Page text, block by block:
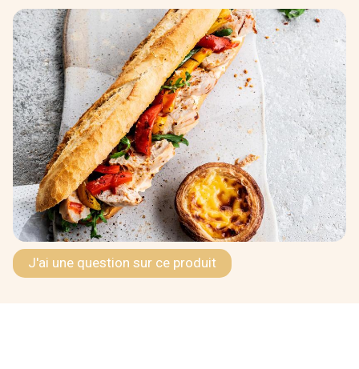
J'ai une question sur ce produit